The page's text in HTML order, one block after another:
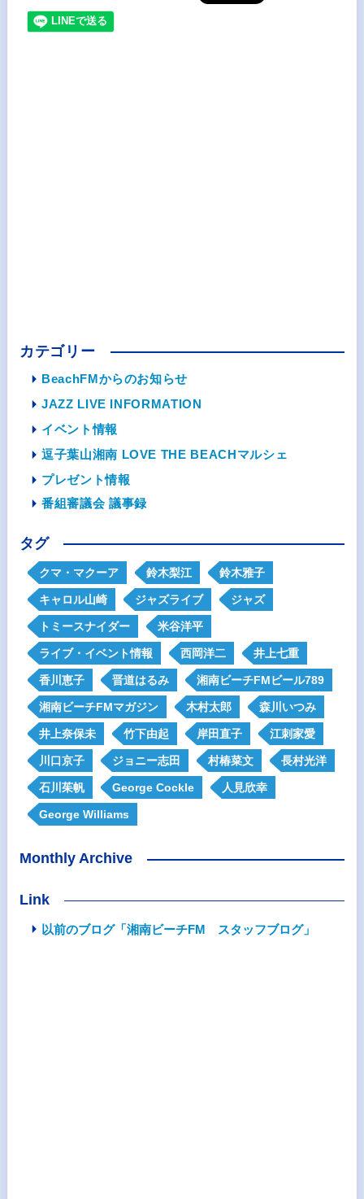
カテゴリー
BeachFMからのお知らせ
JAZZ LIVE INFORMATION
イベント情報
逗子葉山湘南 LOVE THE BEACHマルシェ
プレゼント情報
番組審議会 議事録
タグ
クマ・マクーア 鈴木梨江 鈴木雅子
キャロル山崎 ジャズライブ ジャズ
トミースナイダー 米谷洋平
ライブ・イベント情報 西岡洋二 井上七重
香川恵子 晋道はるみ 湘南ビーチFMビール789
湘南ビーチFMマガジン 木村太郎 森川いつみ
井上奈保未 竹下由起 岸田直子 江刺家愛
川口京子 ジョニー志田 村椿菜文 長村光洋
石川茱帆 George Cockle 人見欣幸
George Williams
Monthly Archive
Link
以前のブログ「湘南ビーチFM スタッフブログ」